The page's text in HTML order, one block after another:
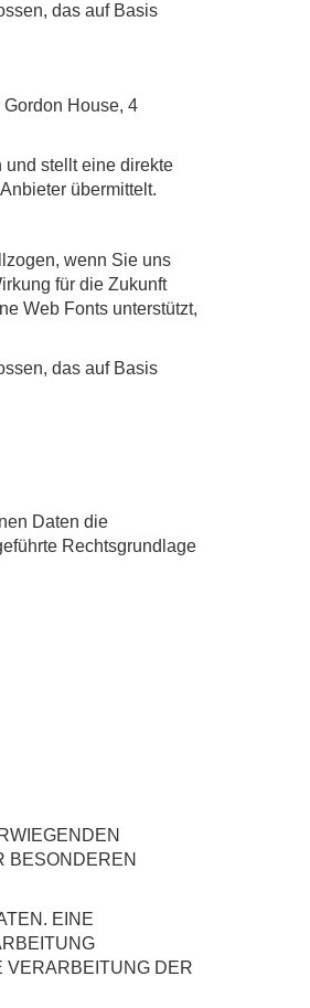
das auf Basis
House, 4
und stellt eine direkte
übermittelt.
wenn Sie uns
für die Zukunft
Web Fonts unterstützt,
das auf Basis
Daten die
Rechtsgrundlage
BESONDEREN
EINE
VERARBEITUNG DER